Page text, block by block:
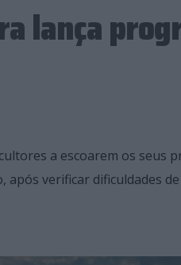
lança
a escoarem os seus
verificar dificuldades